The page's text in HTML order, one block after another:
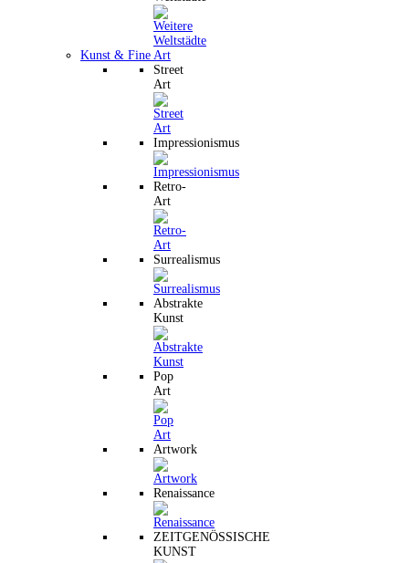
Kunst & Fine Art
Street
Art
Impressionismus
Retro-
Art
Surrealismus
Abstrakte
Kunst
Pop
Art
Artwork
Renaissance
ZEITGENÖSSISCHE
KUNST